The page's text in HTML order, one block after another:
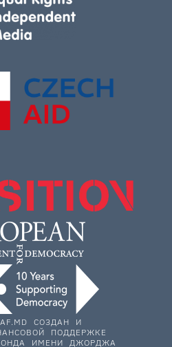
СОЗДАН И
ПОДДЕРЖКЕ
ИМЕНИ ДЖОРДЖА